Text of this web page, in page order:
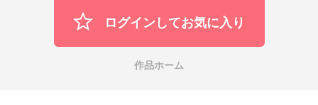
ログインしてお気に入り
作品ホーム